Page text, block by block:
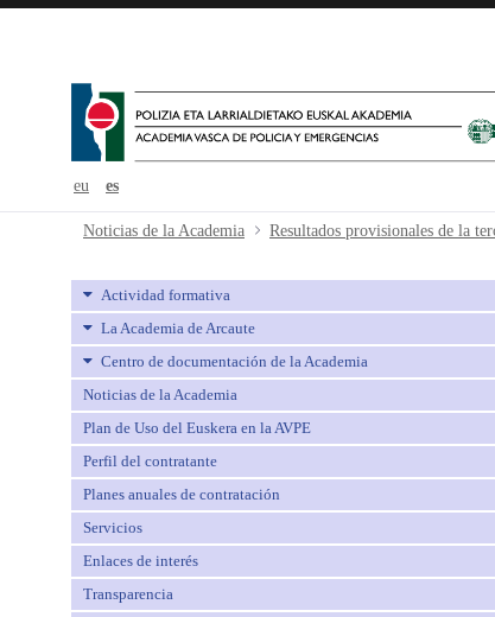
eu es
Resultados provisionales de la
Noticias de la Academia
Actividad formativa
La Academia de Arcaute
Centro de documentación de la Academia
Noticias de la Academia
Plan de Uso del Euskera en la AVPE
Perfil del contratante
Planes anuales de contratación
Servicios
Enlaces de interés
Transparencia